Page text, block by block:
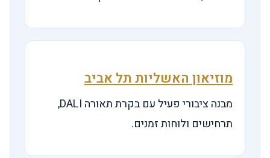
מוזיאון האשליות תל אביב
מבנה ציבורי פעיל עם בקרת תאורה DALI,
תרחישים ולוחות זמנים.